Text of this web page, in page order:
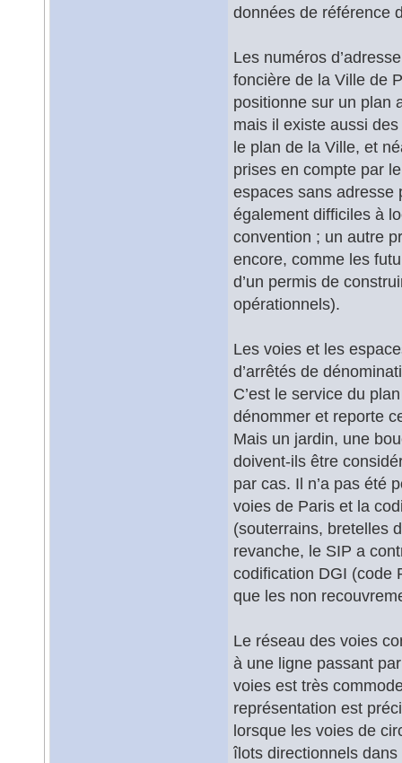
données de référence
Les numéros
foncière de la Ville de
positionne sur un plan
mais il existe aussi
le plan de la Ville, et
prises en compte par
espaces sans
également difficiles à
convention ; un autre
encore, comme les
d’un permis de
opérationnels).
Les voies et les
d’arrêtés de
C’est le service du
dénommer et reporte
Mais un jardin, une
doivent-ils être
par cas. Il n’a pas été
voies de Paris et la
(souterrains, bretelles
revanche, le SIP a
codification DGI (code
que les non
Le réseau des voies
à une ligne passant
voies est très
représentation est
lorsque les voies de
îlots directionnels